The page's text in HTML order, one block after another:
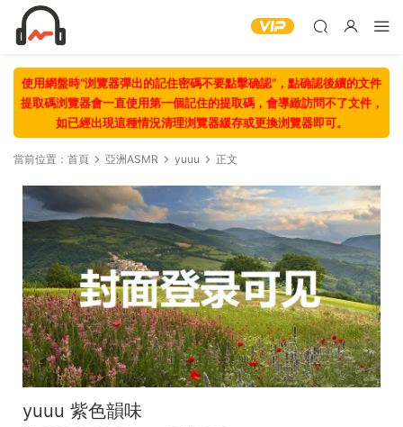
使用網盤時“浏覽器彈出的記住密碼不要點擊确認“，點确認後續的文件
提取碼浏覽器會一直使用第一個記住的提取碼，會導緻訪問不了文件，
如已經出現這種情況清理浏覽器緩存或更換浏覽器即可。
當前位置： 首頁 亞洲ASMR yuuu 正文
yuuu 紫色韻味